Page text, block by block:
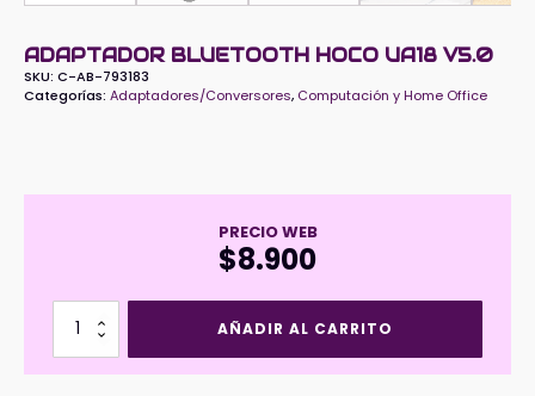
ADAPTADOR BLUETOOTH HOCO UA18 V5.0
SKU: C-AB-793183
Categorías: Adaptadores/Conversores, Computación y Home Office
PRECIO WEB
$8.900
Adaptador
Bluetooth
HOCO
AÑADIR AL CARRITO